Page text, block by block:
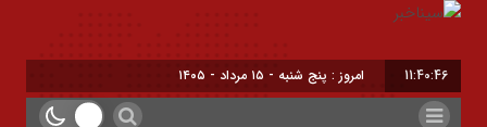
11:40:46 امروز : پنج شنبه - ۱۵ مرداد - ۱۴۰۵